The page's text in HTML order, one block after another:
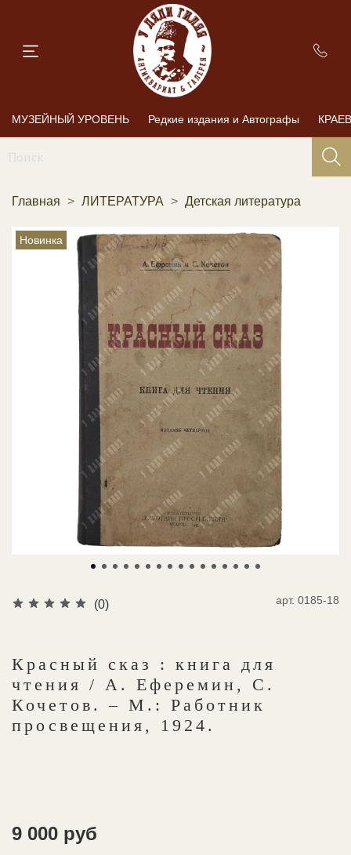
МУЗЕЙНЫЙ УРОВЕНЬ Редкие издания и Автографы
Главная ЛИТЕРАТУРА Детская литература
Новинка
(0) арт. 0185-18
Красный сказ : книга для
чтения / А. Еферемин, С.
Кочетов. – М.: Работник
просвещения, 1924.
9 000 руб